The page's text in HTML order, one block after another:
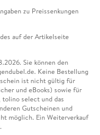
zu Preissenkungen
auf der Artikelseite
Sie können den
Keine Bestellung
ist nicht gültig für
und eBooks) sowie für
tolino select und das
Gutscheinen und
möglich. Ein Weiterverkauf